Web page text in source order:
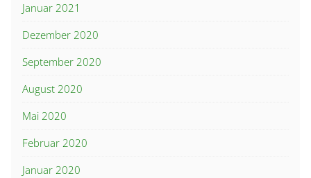
Januar 2021
Dezember 2020
September 2020
August 2020
Mai 2020
Februar 2020
Januar 2020